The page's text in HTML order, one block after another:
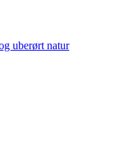
uberørt natur